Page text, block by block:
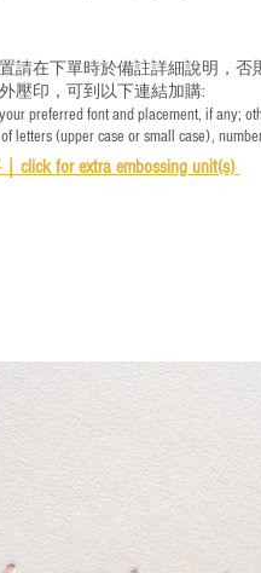
請在下單時於備註詳細說明，
壓印，可到以下連結加購:
preferred font and placement, if any;
letters (upper case or small case),
click for extra embossing unit(s)